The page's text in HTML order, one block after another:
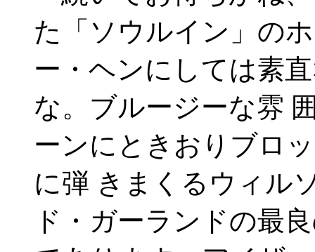
た「ソウルイン」の
ー・ヘンにしては素
な。ブルージーな雰
ーンにときおりブロ
に弾 きまくるウィル
ド・ガーランドの最